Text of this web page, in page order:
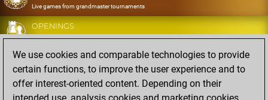
Live games from grandmaster tournaments
OPENINGS
Develop and exercise your openings
DATABASE
Eight million strong games
MYGAMES
We use cookies and comparable technologies to provide
certain functions, to improve the user experience and to
offer interest-oriented content. Depending on their